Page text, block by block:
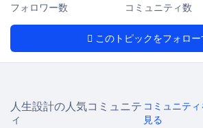
このトピックをフォロー
フォロワー数
コミュニティ数
人生設計の人気コミュニテ
ィ
コミュニテ
見る